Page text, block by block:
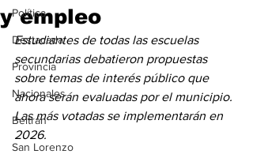
Política
Destacada
Provincia
Nacionales
Beltrán
San Lorenzo
y empleo
Estudiantes de todas las escuelas
secundarias debatieron propuestas
sobre temas de interés público que
ahora serán evaluadas por el municipio.
Las más votadas se implementarán en
2026.